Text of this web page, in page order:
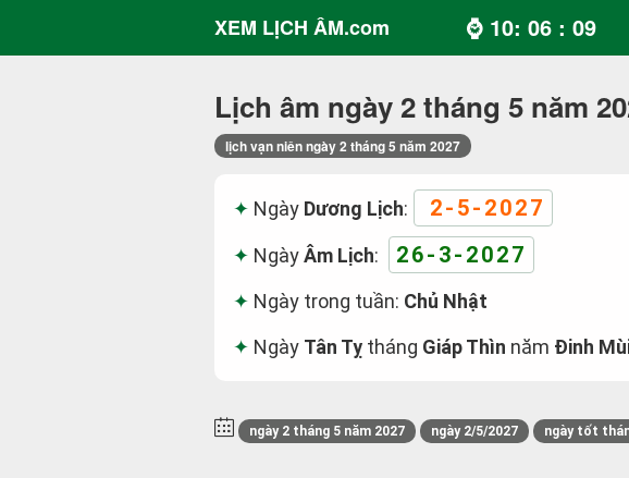
XEM LỊCH ÂM.com ⌚ 10: 06 : 10
Lịch âm ngày 2 tháng 5 năm
lịch vạn niên ngày 2 tháng 5 năm 2027
Ngày Dương Lịch: 2-5-2027
NgàyÂm Lịch: 26-3-2027
Ngày trong tuần: Chủ Nhật
Ngày Tân Tỵ tháng Giáp Thìn năm Đinh
ngày 2 tháng 5 năm 2027 ngày 2/5/2027 ngày tốt